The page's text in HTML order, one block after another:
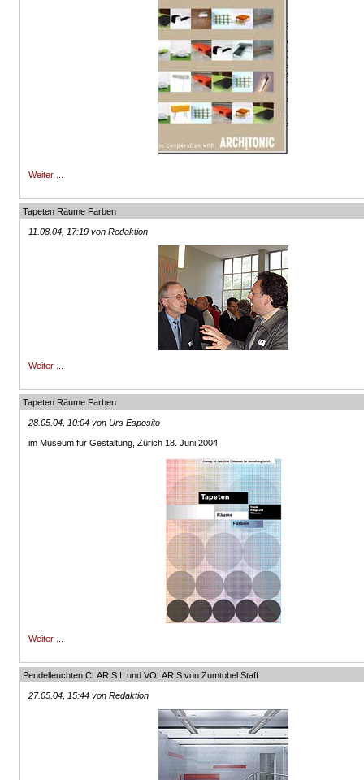
Weiter ...
Tapeten Räume Farben
11.08.04, 17:19 von Redaktion
Weiter ...
Tapeten Räume Farben
28.05.04, 10:04 von Urs Esposito
im Museum für Gestaltung, Zürich 18. Juni 2004
Weiter ...
Pendelleuchten CLARIS II und VOLARIS von Zumtobel Staff
27.05.04, 15:44 von Redaktion